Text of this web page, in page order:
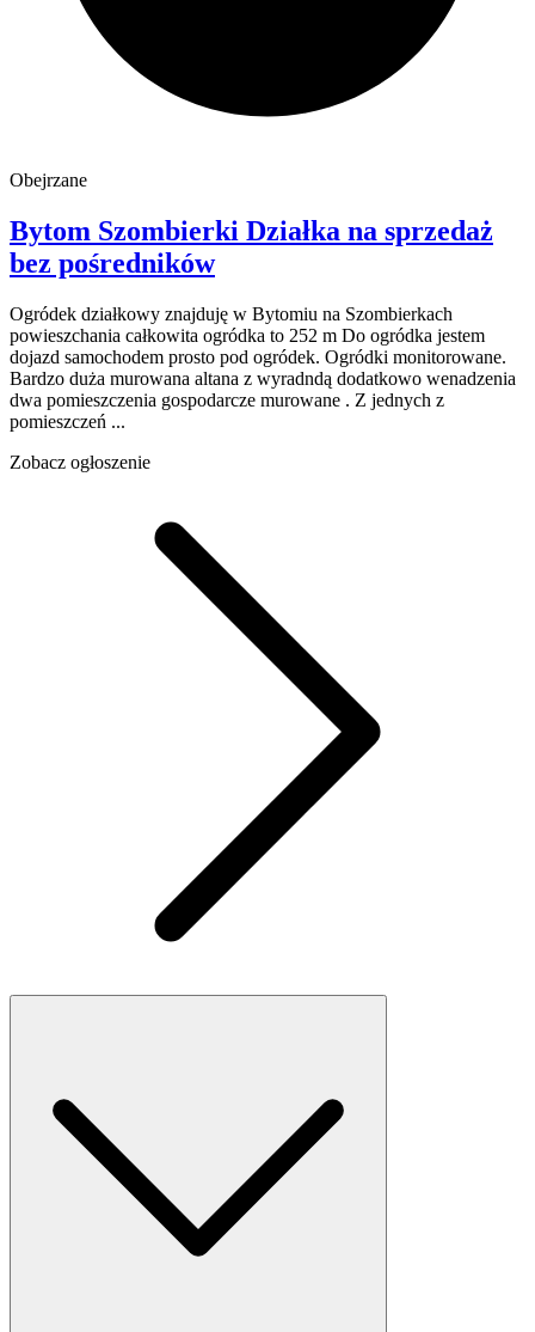
Obejrzane
Bytom Szombierki Działka na sprzedaż
bez pośredników
Ogródek działkowy znajduję w Bytomiu na Szombierkach
powieszchania całkowita ogródka to 252 m Do ogródka jestem
dojazd samochodem prosto pod ogródek. Ogródki monitorowane.
Bardzo duża murowana altana z wyradndą dodatkowo wenadzenia
dwa pomieszczenia gospodarcze murowane . Z jednych z
pomieszczeń ...
Zobacz ogłoszenie